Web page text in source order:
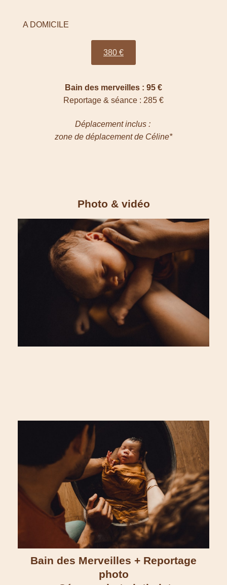
A DOMICILE
380 €
Bain des merveilles : 95 €
Reportage & séance : 285 €
Déplacement inclus :
zone de déplacement de Céline*
Photo & vidéo
Bain des Merveilles + Reportage
photo